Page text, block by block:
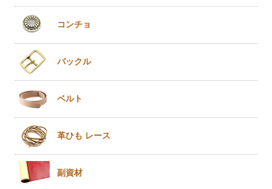
コンチョ
バックル
ベルト
革ひも レース
副資材